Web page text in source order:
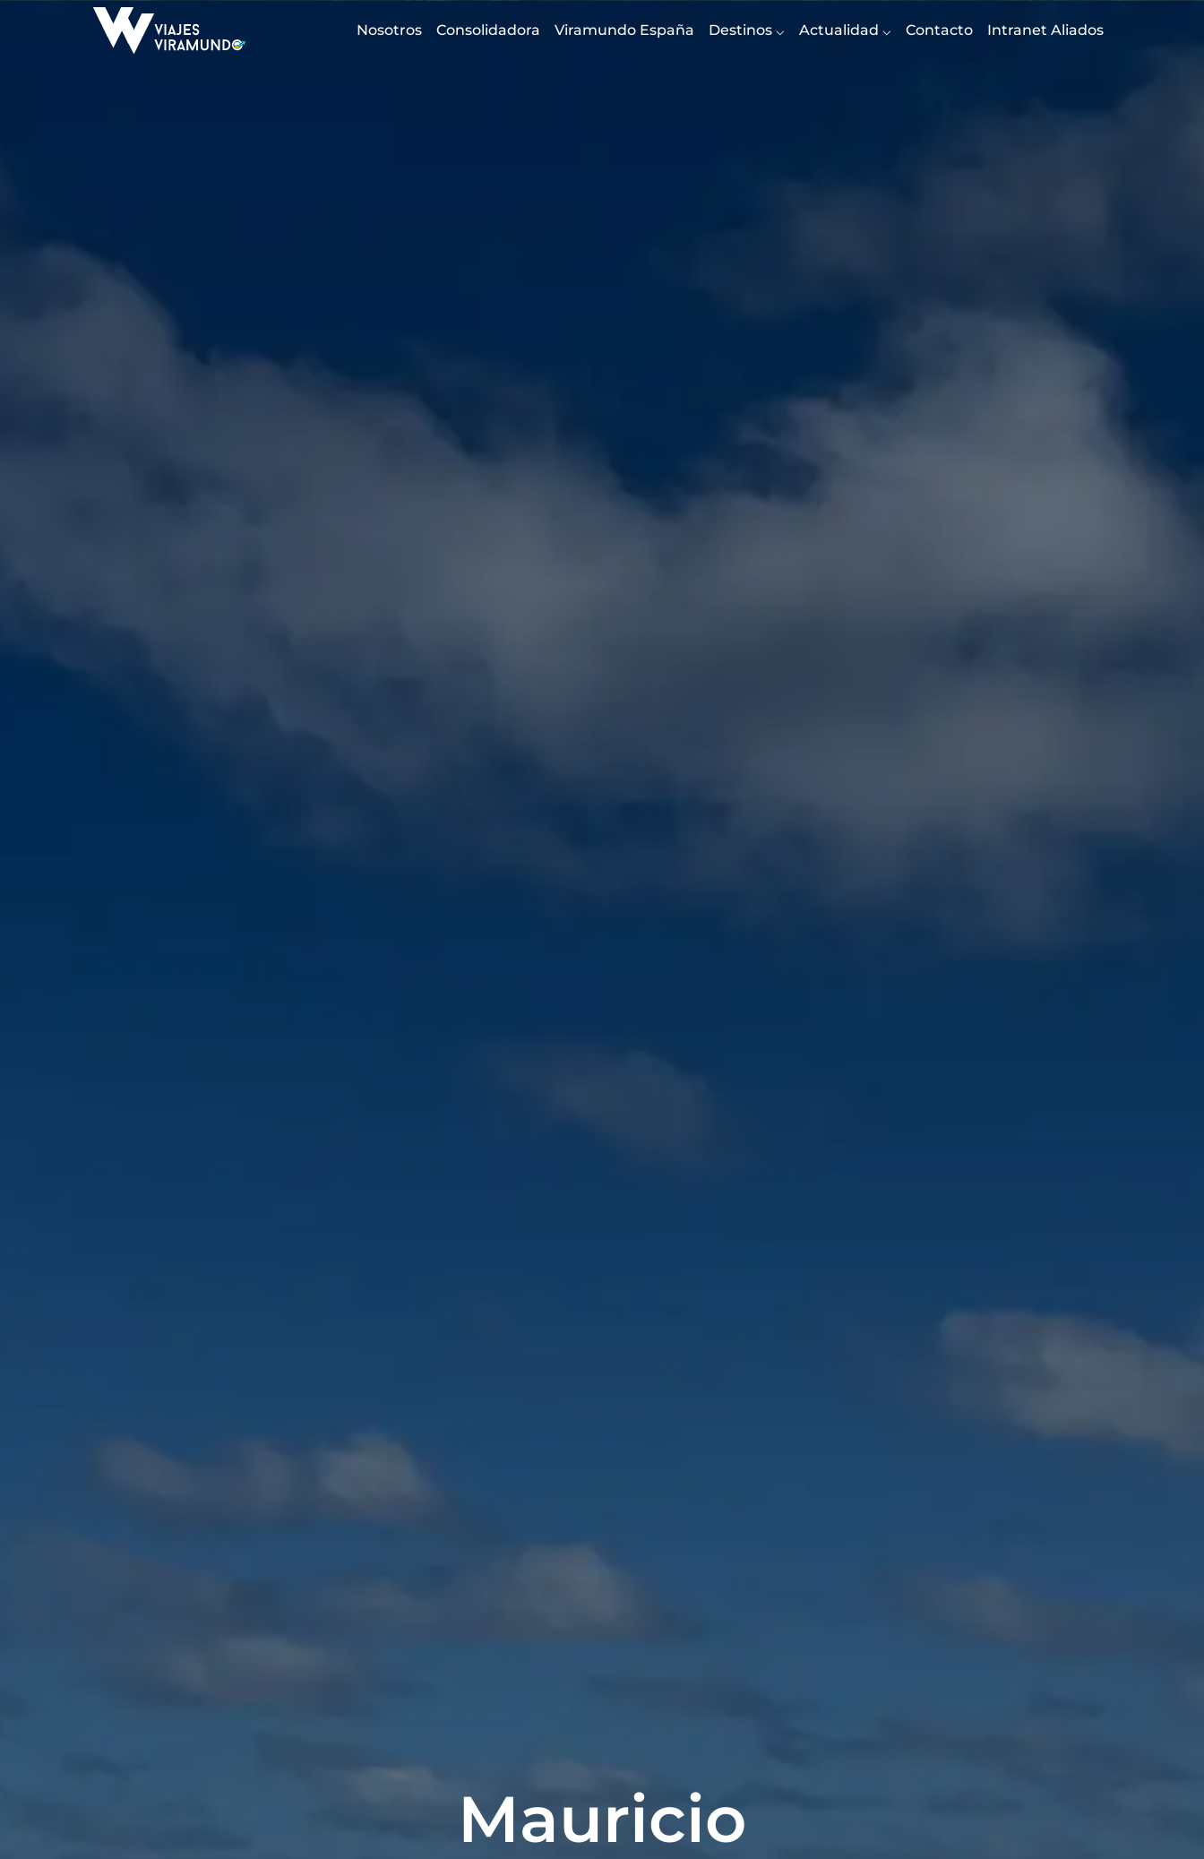
Nosotros Consolidadora Viramundo España Destinos Actualidad Contacto Intranet Aliados
Mauricio